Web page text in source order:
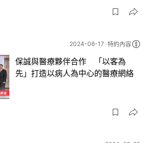
2024-06-17 特約內容
保誠與醫療夥伴合作 「以客為
先」打造以病人為中心的醫療網絡